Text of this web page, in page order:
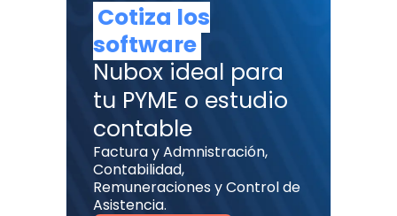
Cotiza los
software
Nubox ideal para
tu PYME o estudio
contable
Factura y Admnistración,
Contabilidad,
Remuneraciones y Control de
Asistencia.